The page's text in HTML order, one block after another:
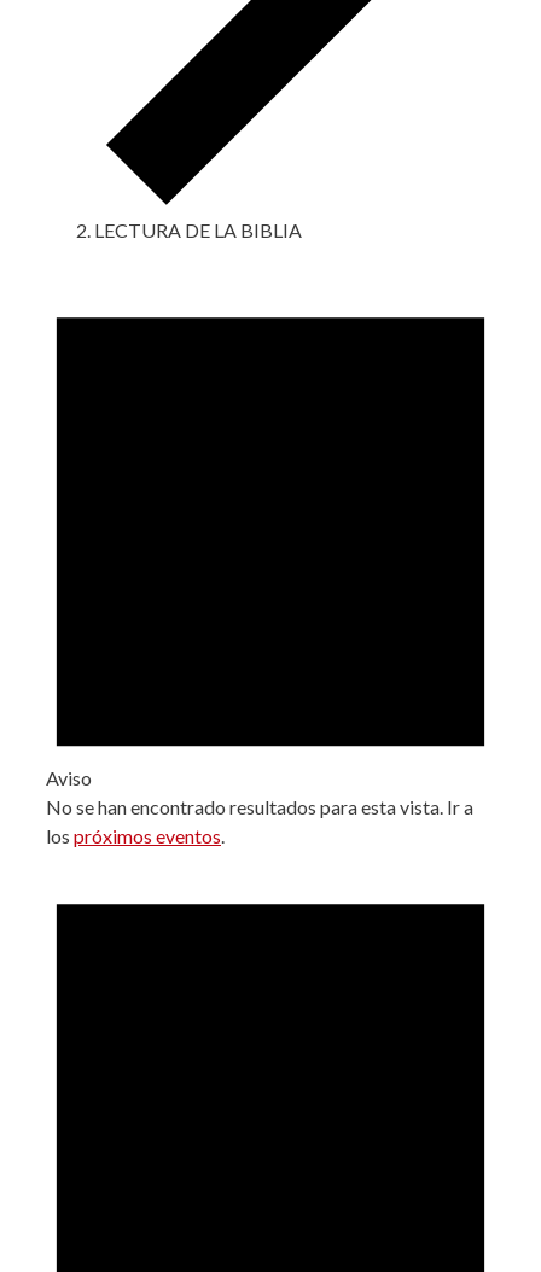
LECTURA DE LA BIBLIA
Aviso
No se han encontrado resultados para esta vista. Ir a
los próximos eventos